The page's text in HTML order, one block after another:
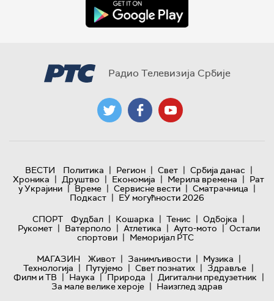
Радио Телевизија Србије
ВЕСТИ Политика | Регион | Свет | Србија данас |
Хроника | Друштво | Економија | Мерила времена | Рат
у Украјини | Време | Сервисне вести | Сматрачница |
Подкаст | ЕУ могућности 2026
СПОРТ
Фудбал | Кошарка | Тенис | Одбојка |
Рукомет | Ватерполо | Атлетика | Ауто-мото | Остали
спортови | Меморијал РТС
МАГАЗИН
Живот | Занимљивости | Музика |
Технологијa | Путујемо | Свет познатих | Здравље |
Филм и ТВ | Наука | Природа | Дигитални предузетник |
За мале велике хероје | Наизглед здрав